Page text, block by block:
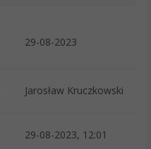
29-08-2023
Jarosław Kruczkowski
29-08-2023, 12:01